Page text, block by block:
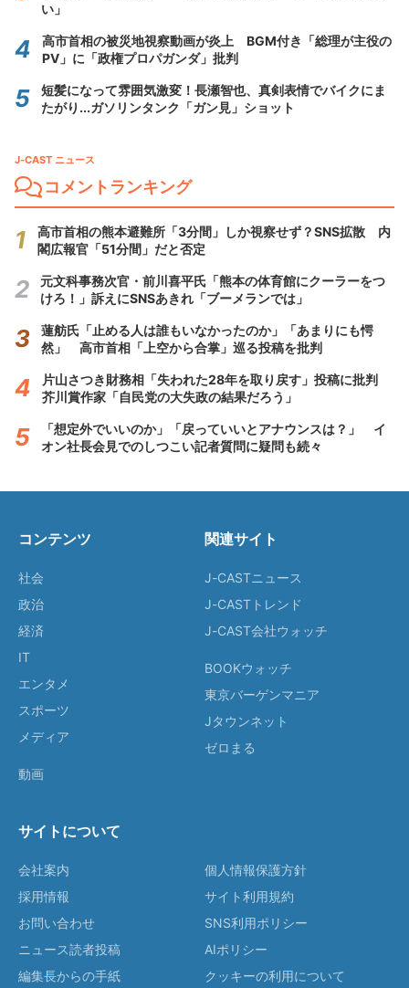
い」
高市首相の被災地視察動画が炎上 BGM付き「総理が主役の
PV」に「政権プロパガンダ」批判
短髪になって雰囲気激変！長瀬智也、真剣表情でバイクにま
たがり...ガソリンタンク「ガン見」ショット
J-CAST ニュース
コメントランキング
高市首相の熊本避難所「3分間」しか視察せず？SNS拡散 内
閣広報官「51分間」だと否定
元文科事務次官・前川喜平氏「熊本の体育館にクーラーをつ
けろ！」訴えにSNSあきれ「ブーメランでは」
蓮舫氏「止める人は誰もいなかったのか」「あまりにも愕
然」 高市首相「上空から合掌」巡る投稿を批判
片山さつき財務相「失われた28年を取り戻す」投稿に批判
芥川賞作家「自民党の大失政の結果だろう」
「想定外でいいのか」「戻っていいとアナウンスは？」 イ
オン社長会見でのしつこい記者質問に疑問も続々
コンテンツ
社会
政治
経済
IT
エンタメ
スポーツ
メディア
動画
関連サイト
J-CASTニュース
J-CASTトレンド
J-CAST会社ウォッチ
BOOKウォッチ
東京バーゲンマニア
Jタウンネット
ゼロまる
サイトについて
会社案内
採用情報
お問い合わせ
ニュース読者投稿
編集長からの手紙
個人情報保護方針
サイト利用規約
SNS利用ポリシー
AIポリシー
クッキーの利用について